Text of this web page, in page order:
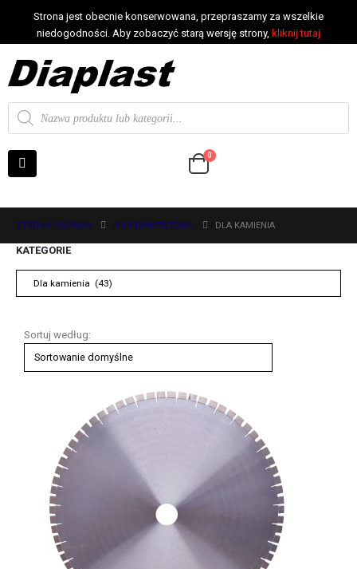
Strona jest obecnie konserwowana, przepraszamy za wszelkie
niedogodności. Aby zobaczyć starą wersję strony, kliknij tutaj
0
STRONA GŁÓWNA PIŁY DIAMENTOWE DLA KAMIENIA
KATEGORIE
Sortuj według: